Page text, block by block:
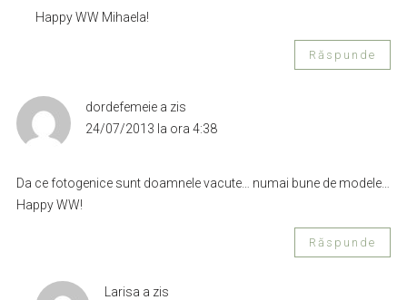
Happy WW Mihaela!
Răspunde
dordefemeie a zis
24/07/2013 la ora 4:38
Da ce fotogenice sunt doamnele vacute… numai bune de modele…
Happy WW!
Răspunde
Larisa a zis